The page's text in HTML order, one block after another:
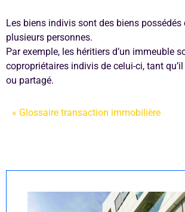
Les biens indivis sont des biens possédés
plusieurs personnes.
Par exemple, les héritiers d’un immeuble
copropriétaires indivis de celui-ci, tant qu’il
ou partagé.
« Glossaire transaction immobilière